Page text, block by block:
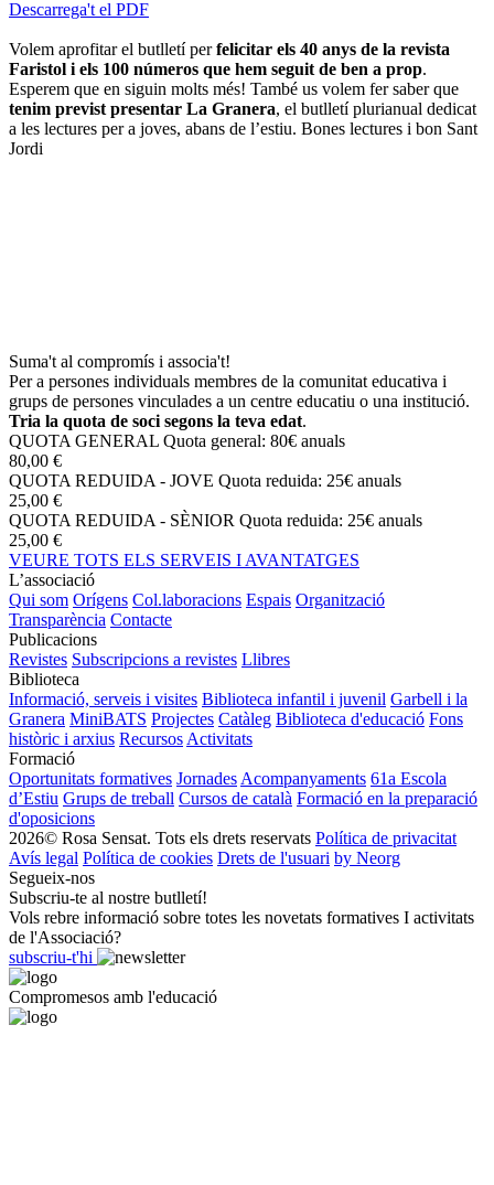
Descarrega't el PDF
Volem aprofitar el butlletí perfelicitar els 40 anys de la revista
Faristol i els 100 números que hem seguit de ben a prop.
Esperem que en siguin molts més! També us volem fer saber que
tenim previst presentar La Granera, el butlletí plurianual dedicat
a les lectures per a joves, abans de l’estiu. Bones lectures i bon Sant
Jordi
Suma't al compromís i associa't!
Per a persones individuals membres de la comunitat educativa i
grups de persones vinculades a un centre educatiu o una institució.
Tria la quota de soci segons la teva edat.
QUOTA GENERAL Quota general: 80€ anuals
80,00 €
QUOTA REDUIDA - JOVE Quota reduida: 25€ anuals
25,00 €
QUOTA REDUIDA - SÈNIOR Quota reduida: 25€ anuals
25,00 €
VEURE TOTS ELS SERVEIS I AVANTATGES
L’associació
Qui som Orígens Col.laboracions Espais Organització
Transparència Contacte
Publicacions
Revistes Subscripcions a revistes Llibres
Biblioteca
Informació, serveis i visites Biblioteca infantil i juvenil Garbell i la
Granera MiniBATS Projectes Catàleg Biblioteca d'educació Fons
històric i arxius RecursosActivitats
Formació
Oportunitats formatives JornadesAcompanyaments 61a Escola
d’Estiu Grups de treball Cursos de català Formació en la preparació
d'oposicions
2026© Rosa Sensat. Tots els drets reservats Política de privacitat
Avís legal Política de cookies Drets de l'usuari by Neorg
Segueix-nos
Subscriu-te al nostre butlletí!
Vols rebre informació sobre totes les novetats formatives I activitats
de l'Associació?
subscriu-t'hi
Compromesos amb l'educació